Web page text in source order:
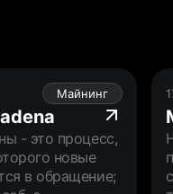
Майнинг
- это процесс,
новые
в обращение;